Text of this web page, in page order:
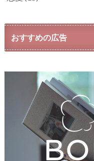
おすすめの広告